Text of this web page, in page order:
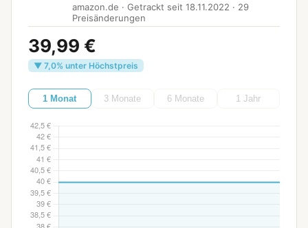
amazon.de · Getrackt seit 18.11.2022 · 29
Preisänderungen
39,99 €
▼ 7,0% unter Höchstpreis
1 Monat 3 Monate 6 Monate 1 Jahr